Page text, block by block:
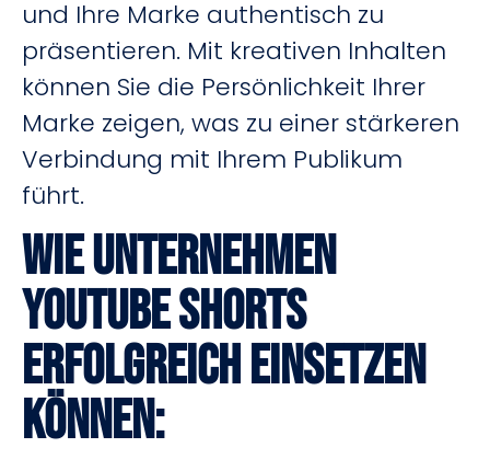
und Ihre Marke authentisch zu
präsentieren. Mit kreativen Inhalten
können Sie die Persönlichkeit Ihrer
Marke zeigen, was zu einer stärkeren
Verbindung mit Ihrem Publikum
führt.
Wie Unternehmen
Youtube Shorts
erfolgreich einsetzen
können: